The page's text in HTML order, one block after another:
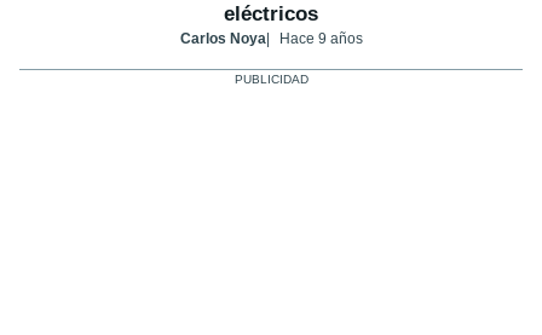
eléctricos
Carlos Noya Hace 9 años